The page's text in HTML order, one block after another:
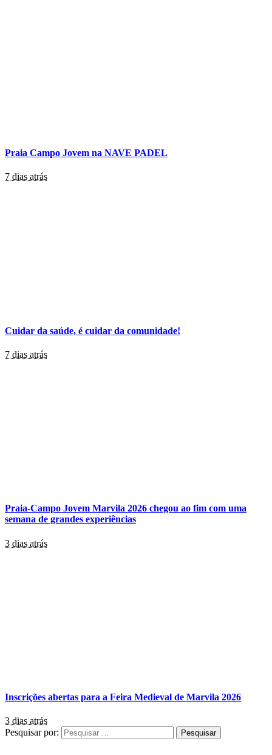
Praia Campo Jovem na NAVE PADEL
7 dias atrás
Cuidar da saúde, é cuidar da comunidade!
7 dias atrás
Praia-Campo Jovem Marvila 2026 chegou ao fim com uma
semana de grandes experiências
3 dias atrás
Inscrições abertas para a Feira Medieval de Marvila 2026
3 dias atrás
Pesquisar por: